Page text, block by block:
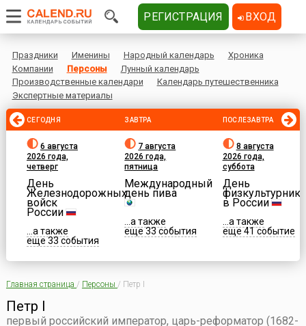
Праздники Именины Народный календарь
Хроника
Компании
Персоны
Лунный календарь
Производственные календари
Календарь путешественника
Экспертные материалы
СЕГОДНЯ
6 августа
2026 года,
четверг
День
Железнодорожных
войск
России
...а также
еще 33 события
ЗАВТРА
7 августа
2026 года,
пятница
Международный
день пива
...а также
еще 33 события
ПОСЛЕЗАВТРА
8 августа
2026 года,
суббота
День
физкультурника
в России
...а также
еще 41 событие
Главная страница / Персоны / Петр I
Петр I
первый российский император, царь-реформатор (1682-
РЕГИСТРАЦИЯ ВХОД